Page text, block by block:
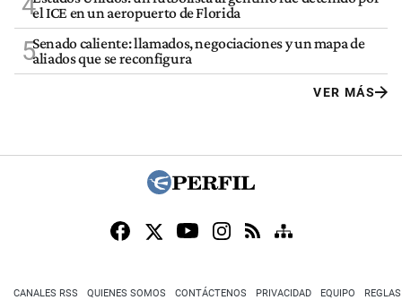
el ICE en un aeropuerto de Florida
5Senado caliente: llamados, negociaciones y un mapa de
aliados que se reconfigura
VER MÁS
CANALES RSS QUIENES SOMOS CONTÁCTENOS PRIVACIDAD EQUIPO